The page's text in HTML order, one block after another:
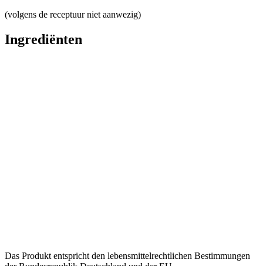
(volgens de receptuur niet aanwezig)
Ingrediënten
Das Produkt entspricht den lebensmittelrechtlichen Bestimmungen